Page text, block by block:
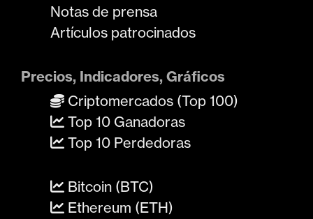
Notas de prensa
Artículos patrocinados
Precios, Indicadores, Gráficos
Criptomercados (Top 100)
Top 10 Ganadoras
Top 10 Perdedoras
Bitcoin (BTC)
Ethereum (ETH)